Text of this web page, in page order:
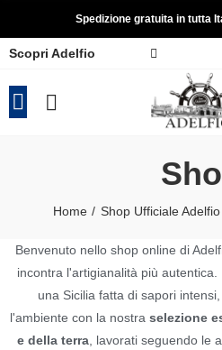
Spedizione gratuita in tutta
Scopri Adelfio
Home Shop Ufficiale
Benvenuto nello shop online di
incontra l'artigianalità più
una Sicilia fatta di sapori
l'ambiente con la nostra selezione
e della terra, lavorati seguendo le